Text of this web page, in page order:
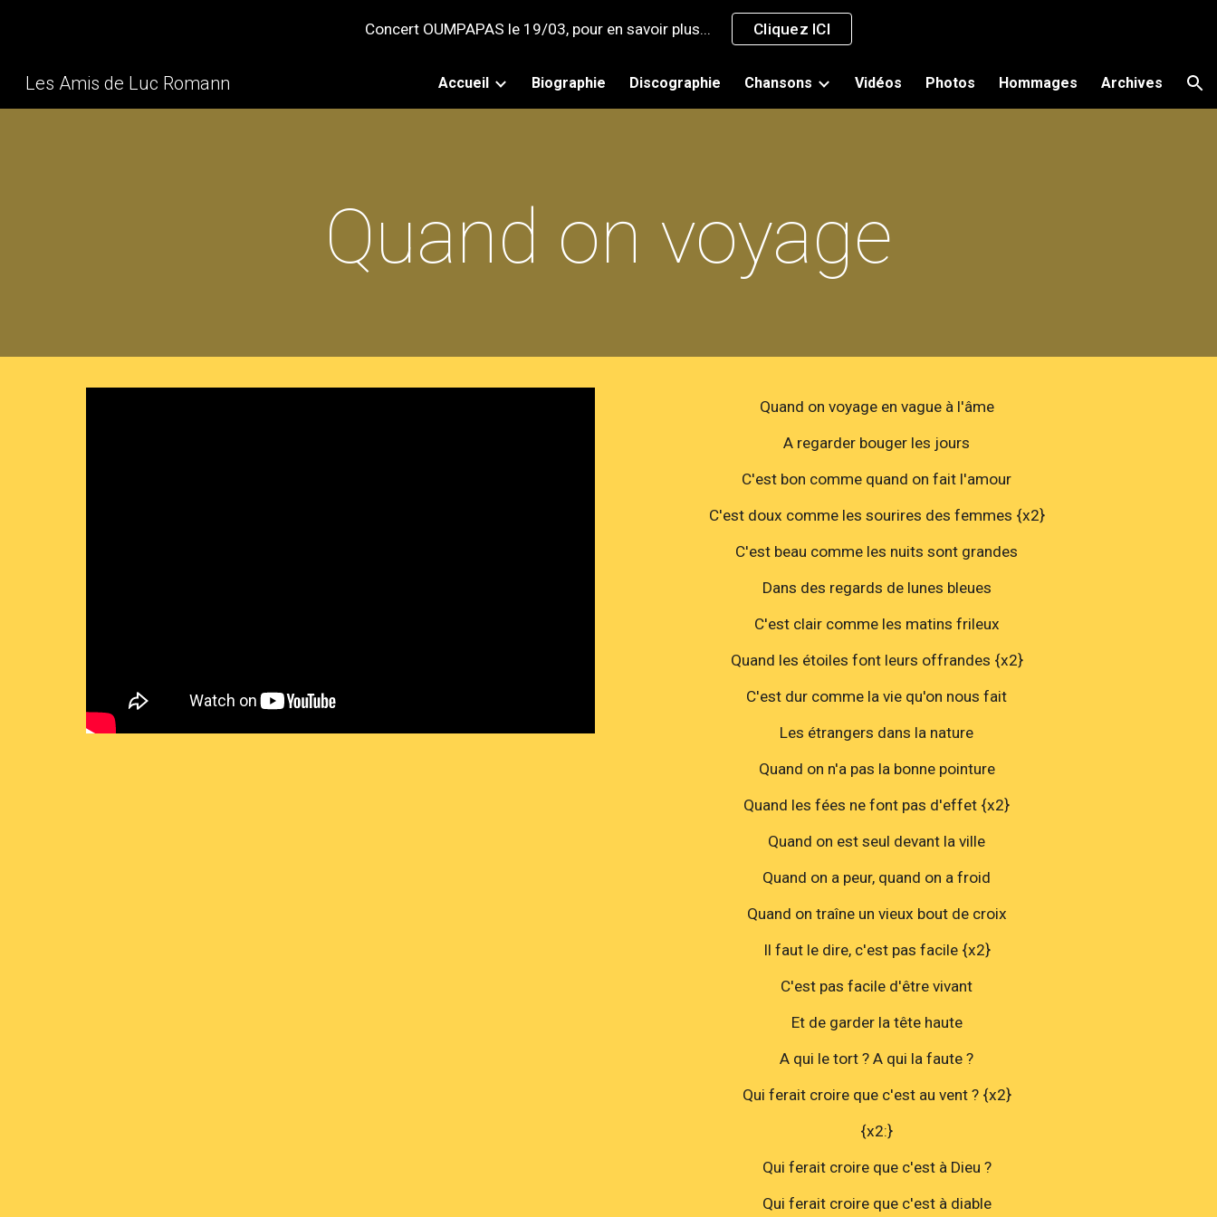
Skip to main content Skip to navigation
Concert OUMPAPAS le 19/03, pour en savoir plus... Cliquez ICI
Les Amis de Luc Romann Accueil Biographie Discographie Chansons Vidéos Photos Hommages Archives
Quand on voyage
Quand on voyage en vague à l'âme
A regarder bouger les jours
C'est bon comme quand on fait l'amour
C'est doux comme les sourires des femmes {x2}
C'est beau comme les nuits sont grandes
Dans des regards de lunes bleues
C'est clair comme les matins frileux
Quand les étoiles font leurs offrandes {x2}
C'est dur comme la vie qu'on nous fait
Les étrangers dans la nature
Quand on n'a pas la bonne pointure
Quand les fées ne font pas d'effet {x2}
Quand on est seul devant la ville
Quand on a peur, quand on a froid
Quand on traîne un vieux bout de croix
Il faut le dire, c'est pas facile {x2}
C'est pas facile d'être vivant
Et de garder la tête haute
A qui le tort ? A qui la faute ?
Qui ferait croire que c'est au vent ? {x2}
{x2:}
Qui ferait croire que c'est à Dieu ?
Qui ferait croire que c'est à diable